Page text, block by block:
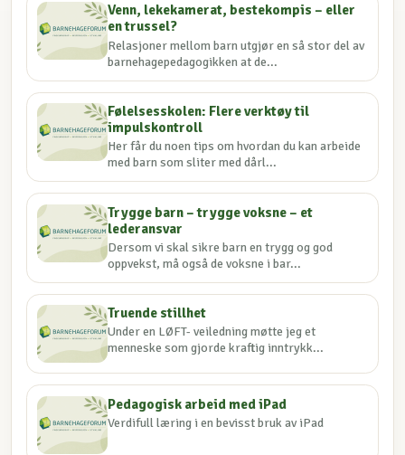
Venn, lekekamerat, bestekompis – eller
en trussel?
Relasjoner mellom barn utgjør en så stor del av
barnehagepedagogikken at de...
Følelsesskolen: Flere verktøy til
impulskontroll
Her får du noen tips om hvordan du kan arbeide
med barn som sliter med dårl...
Trygge barn – trygge voksne – et
lederansvar
Dersom vi skal sikre barn en trygg og god
oppvekst, må også de voksne i bar...
Truende stillhet
Under en LØFT- veiledning møtte jeg et
menneske som gjorde kraftig inntrykk...
Pedagogisk arbeid med iPad
Verdifull læring i en bevisst bruk av iPad